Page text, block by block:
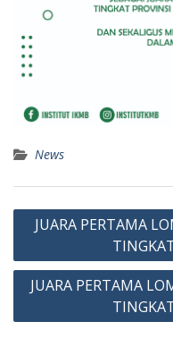
News
Post
navigation
JUARA PERTAMA
JUARA PERTAMA